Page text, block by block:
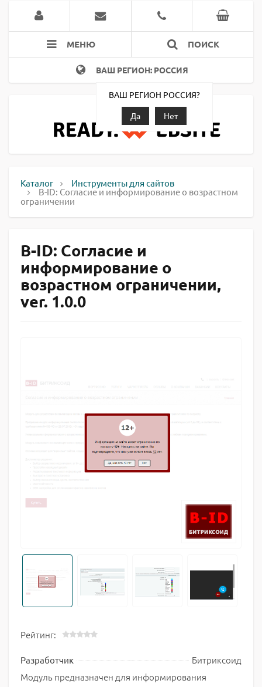
МЕНЮ ПОИСК
ВАШ РЕГИОН: РОССИЯ
ВАШ РЕГИОН РОССИЯ?
Да
Нет
Каталог Инструменты для сайтов
B-ID: Согласие и информирование о возрастном
ограничении
B-ID: Согласие и
информирование о
возрастном ограничении,
ver. 1.0.0
Рейтинг:
Разработчик
Битриксоид
Модуль предназначен для информирования